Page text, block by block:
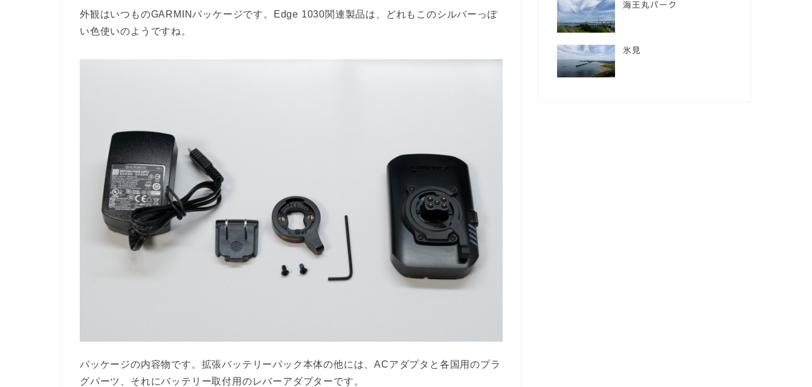
外観はいつものGARMINパッケージです。Edge 1030関連製品は、どれもこのシルバーっぽ
い色使いのようですね。
パッケージの内容物です。拡張バッテリーパック本体の他には、ACアダプタと各国用のプラ
グパーツ、それにバッテリー取付用のレバーアダプターです。
海王丸パーク
氷見